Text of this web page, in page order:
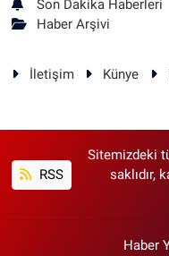
Son Dakika Haberleri
Haber Arşivi
İletişim Künye
RSS
Sitemizdeki
saklıdır,
Haber